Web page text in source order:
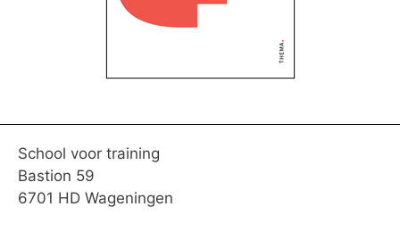
School voor training
Bastion 59
6701 HD Wageningen